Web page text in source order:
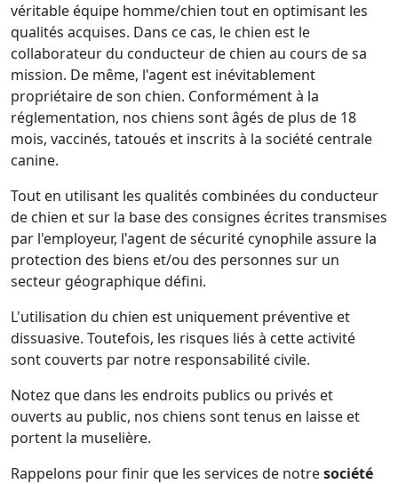
véritable équipe homme/chien tout en optimisant les
qualités acquises. Dans ce cas, le chien est le
collaborateur du conducteur de chien au cours de sa
mission. De même, l'agent est inévitablement
propriétaire de son chien. Conformément à la
réglementation, nos chiens sont âgés de plus de 18
mois, vaccinés, tatoués et inscrits à la société centrale
canine.
Tout en utilisant les qualités combinées du conducteur
de chien et sur la base des consignes écrites transmises
par l'employeur, l'agent de sécurité cynophile assure la
protection des biens et/ou des personnes sur un
secteur géographique défini.
L'utilisation du chien est uniquement préventive et
dissuasive. Toutefois, les risques liés à cette activité
sont couverts par notre responsabilité civile.
Notez que dans les endroits publics ou privés et
ouverts au public, nos chiens sont tenus en laisse et
portent la muselière.
Rappelons pour finir que les services de notresociété